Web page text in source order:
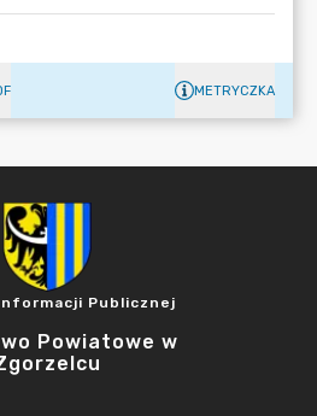
METRYCZKA
Publicznej
Powiatowe w